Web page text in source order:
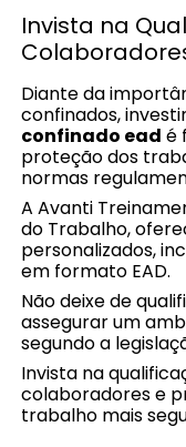
Invista na
Diante da
confinados,
confinado ead é
proteção dos
normas
A Avanti
do Trabalho,
personalizados,
em formato EAD.
Não deixe de
assegurar um
segundo a
Invista na
colaboradores e
trabalho mais